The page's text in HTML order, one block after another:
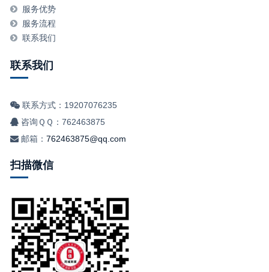
服务优势
服务流程
联系我们
联系我们
联系方式：19207076235
咨询ＱＱ：762463875
邮箱：762463875@qq.com
扫描微信